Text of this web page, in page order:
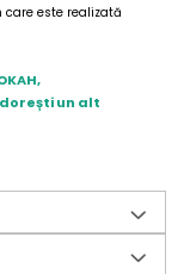
este realizată
un alt